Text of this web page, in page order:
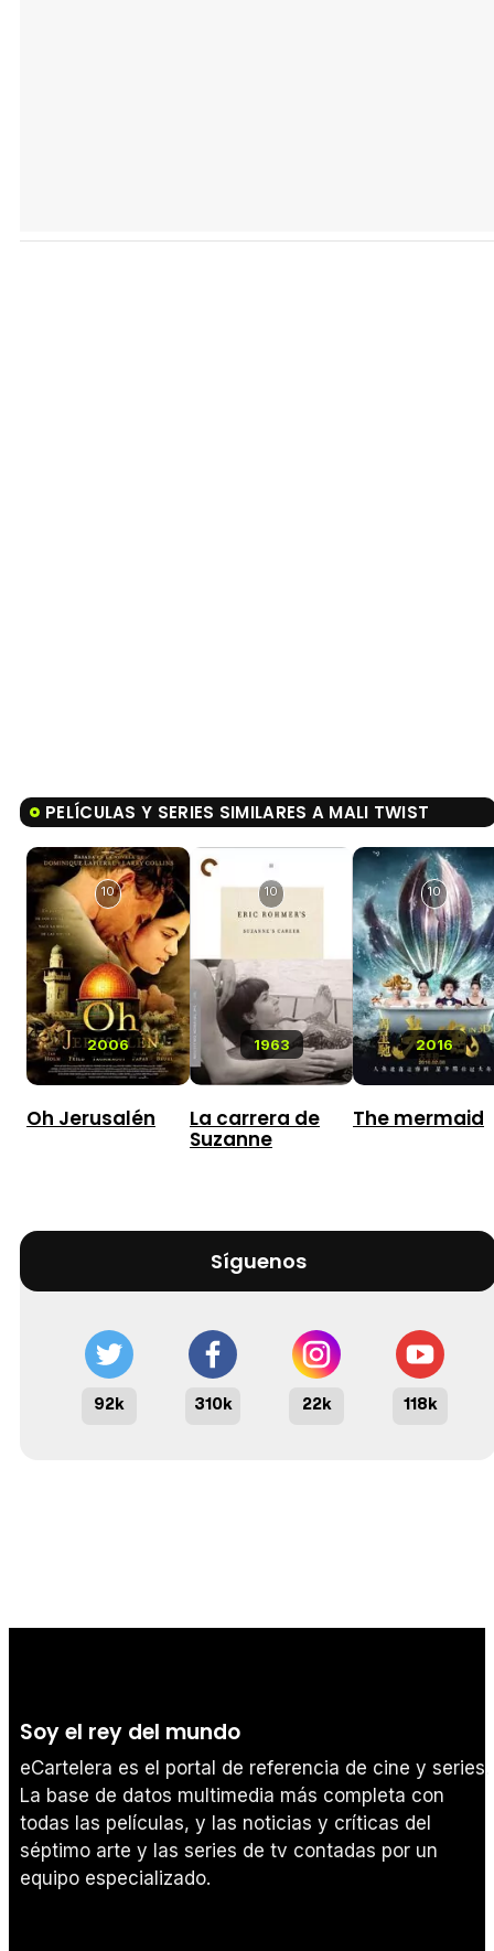
PELÍCULAS Y SERIES SIMILARES A MALI TWIST
2006
10
Oh Jerusalén
1963
10
La carrera de
Suzanne
2016
10
The mermaid
Síguenos
92k 310k 22k 118k
Soy el rey del mundo
eCartelera es el portal de referencia de cine y series.
La base de datos multimedia más completa con
todas las películas, y las noticias y críticas del
séptimo arte y las series de tv contadas por un
equipo especializado.